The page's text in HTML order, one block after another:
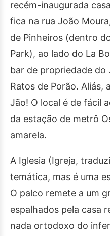
recém-inaugurada
fica na rua João
de Pinheiros (dentro
Park), ao lado do La
bar de propriedade do
Ratos de Porão. Aliás,
Jão! O local é de fácil
da estação de metrô
amarela.
A Iglesia (Igreja,
temática, mas é uma
O palco remete a um
espalhados pela casa
nada ortodoxo do